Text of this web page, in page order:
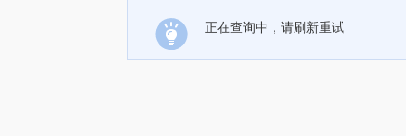
正在查询中，请刷新重试